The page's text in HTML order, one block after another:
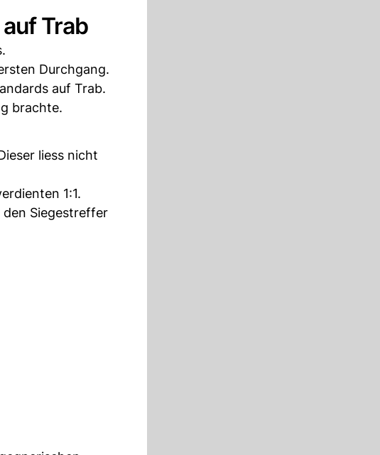
Trab
Durchgang.
auf Trab.
brachte.
liess nicht
1:1.
Siegestreffer